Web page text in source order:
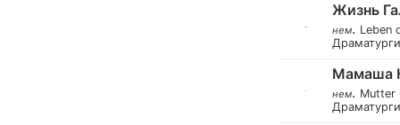
Жизнь
нем. Leben
Мамаша
нем. Mutter